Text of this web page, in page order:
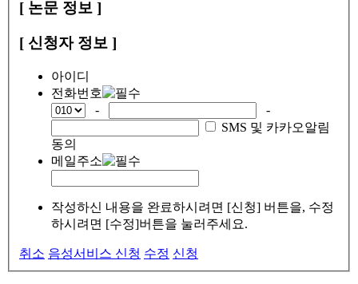
[ 논문 정보 ]
[ 신청자 정보 ]
아이디
전화번호
-
-
SMS 및 카카오알림
동의
메일주소
작성하신 내용을 완료하시려면 [신청] 버튼을, 수정
하시려면 [수정]버튼을 눌러주세요.
취소 음성서비스 신청 수정 신청